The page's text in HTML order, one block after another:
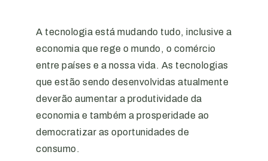
A tecnologia está mudando tudo, inclusive a
economia que rege o mundo, o comércio
entre países e a nossa vida. As tecnologias
que estão sendo desenvolvidas atualmente
deverão aumentar a produtividade da
economia e também a prosperidade ao
democratizar as oportunidades de
consumo.